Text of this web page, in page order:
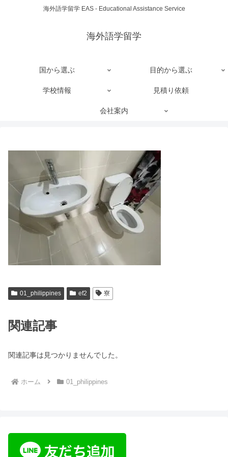
海外語学留学 EAS - Educational Assistance Service
海外語学留学
国から選ぶ 目的から選ぶ
学校情報 見積り依頼
会社案内
01_philippines ef2 寮
関連記事
関連記事は見つかりませんでした。
ホーム 01_philippines